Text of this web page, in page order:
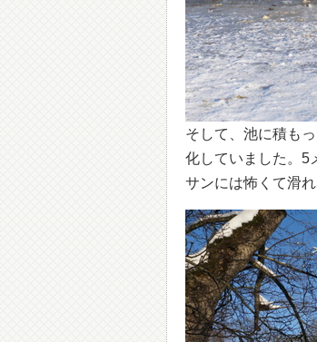
そして、池に積も
化していました。5
サンには怖くて滑